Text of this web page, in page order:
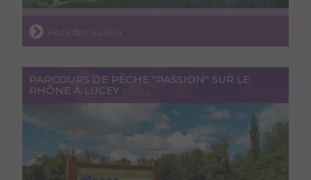
Accéder au lieu
PARCOURS DE PÊCHE "PASSION" SUR LE
RHÔNE À LUCEY